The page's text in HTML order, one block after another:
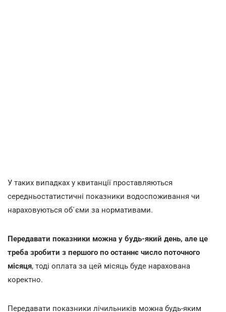
У таких випадках у квитанції проставляються
середньостатистичні показники водоспоживання чи
нараховуються об`єми за нормативами.
Передавати показники можна у будь-який день, але це
треба зробити з першого по останнє число поточного
місяця, тоді оплата за цей місяць буде нарахована
коректно.
Передавати показники лічильників можна будь-яким